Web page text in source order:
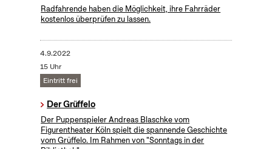
Radfahrende haben die Möglichkeit, ihre Fahrräder
kostenlos überprüfen zu lassen.
4.9.2022
15 Uhr
Eintritt frei
Der Grüffelo
Der Puppenspieler Andreas Blaschke vom
Figurentheater Köln spielt die spannende Geschichte
vom Grüffelo. Im Rahmen von "Sonntags in der